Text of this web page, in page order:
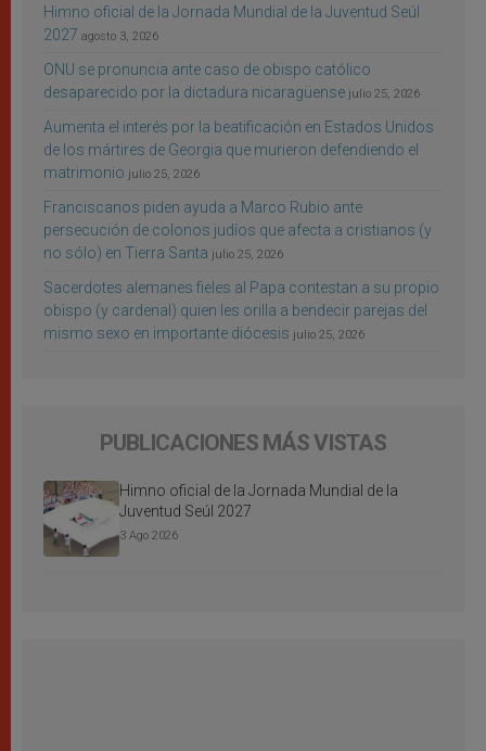
Himno oficial de la Jornada Mundial de la Juventud Seúl
2027 agosto 3, 2026
ONU se pronuncia ante caso de obispo católico
desaparecido por la dictadura nicaragüense julio 25, 2026
Aumenta el interés por la beatificación en Estados Unidos
de los mártires de Georgia que murieron defendiendo el
matrimonio julio 25, 2026
Franciscanos piden ayuda a Marco Rubio ante
persecución de colonos judíos que afecta a cristianos (y
no sólo) en Tierra Santa julio 25, 2026
Sacerdotes alemanes fieles al Papa contestan a su propio
obispo (y cardenal) quien les orilla a bendecir parejas del
mismo sexo en importante diócesis julio 25, 2026
PUBLICACIONES MÁS VISTAS
Himno oficial de la Jornada Mundial de la
Juventud Seúl 2027
3 Ago 2026